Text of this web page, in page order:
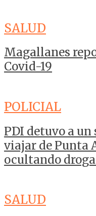
SALUD
Magallanes
Covid-19
POLICIAL
PDI detuvo a
viajar de Punta
ocultando
SALUD